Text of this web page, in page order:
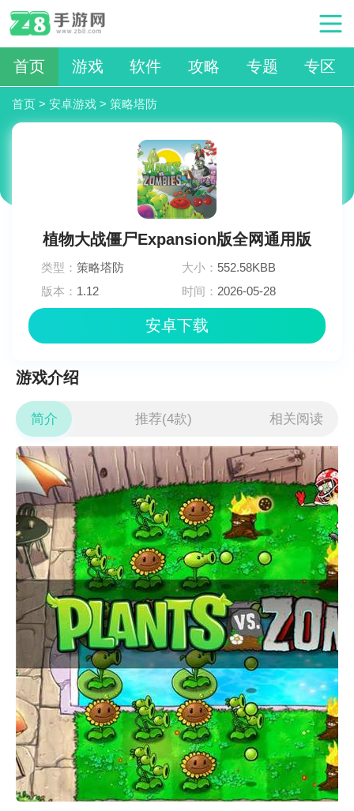
首页 游戏 软件 攻略 专题 专区
首页 > 安卓游戏 > 策略塔防
植物大战僵尸Expansion版全网通用版
类型：策略塔防 大小： 552.58KBB
版本： 1.12 时间： 2026-05-28
安卓下载
游戏介绍
简介 推荐(4款) 相关阅读